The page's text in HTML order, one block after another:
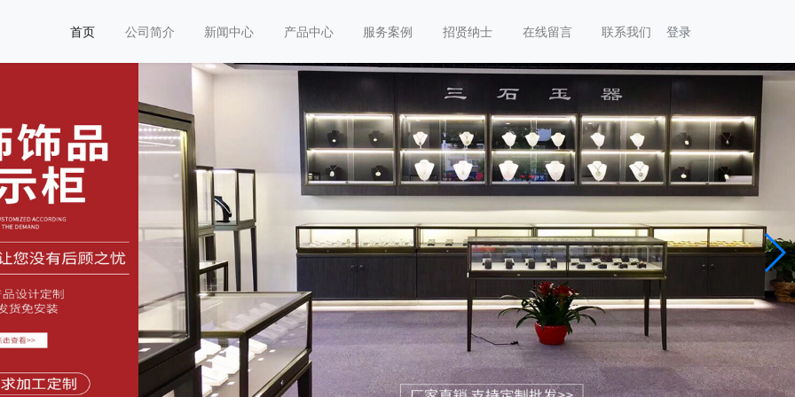
首页 公司简介 新闻中心 产品中心 服务案例 招贤纳士 在线留言 联系我们 登录
馆展示柜
馆展示柜老牌厂家